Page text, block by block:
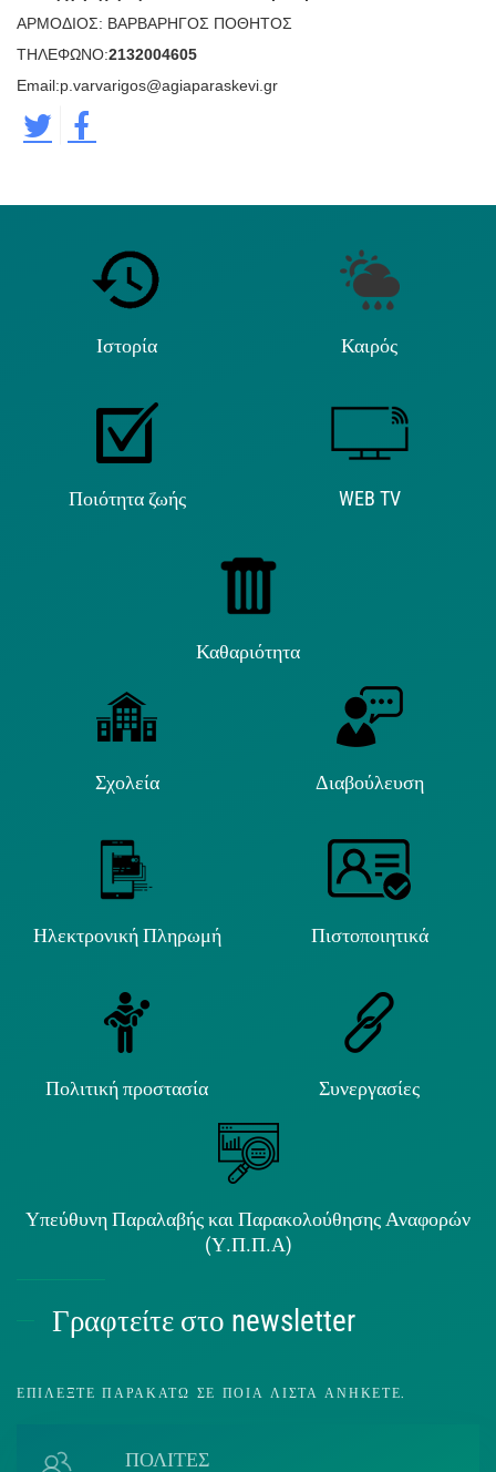
ΑΡΜΟΔΙΟΣ: ΒΑΡΒΑΡΗΓΟΣ ΠΟΘΗΤΟΣ
ΤΗΛΕΦΩΝΟ:2132004605
Email:p.varvarigos@agiaparaskevi.gr
Ιστορία Καιρός
Ποιότητα ζωής WEB TV
Καθαριότητα
Σχολεία Διαβούλευση
Ηλεκτρονική Πληρωμή Πιστοποιητικά
Πολιτική προστασία Συνεργασίες
Υπεύθυνη Παραλαβής και Παρακολούθησης Αναφορών
(Υ.Π.Π.Α)
Γραφτείτε στο newsletter
ΕΠΙΛΈΞΤΕ ΠΑΡΑΚΆΤΩ ΣΕ ΠΟΙΑ ΛΊΣΤΑ ΑΝΉΚΕΤΕ.
ΠΟΛΙΤΕΣ